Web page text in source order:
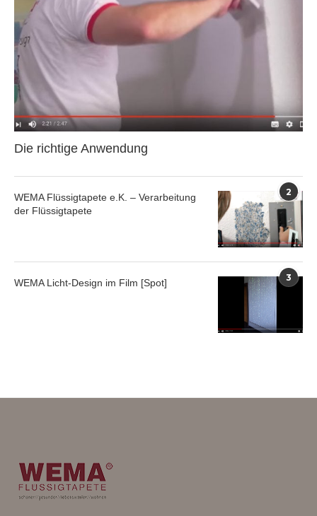
Die richtige Anwendung
2
WEMA Flüssigtapete e.K. – Verarbeitung
der Flüssigtapete
3
WEMA Licht-Design im Film [Spot]